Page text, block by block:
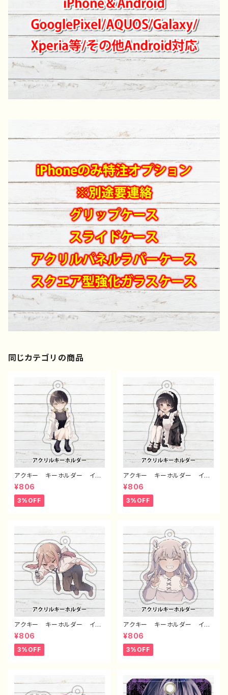
同じカテゴリの商品
アクキー キーホルダー イラ
スト 可愛い女の子 かわい
い おしゃれ服 ミニキャラ シ
ョートカット ボブヘア 生足
個性的 おすすめ 人気 イラ
ー タイトル：つるせpattern6
7 作：つるせ E-4
¥806
3%OFF
アクキー キーホルダー イラ
スト 可愛い女の子 かわい
い おしゃれ服 ミニキャラ
黒髪 ロングヘア 白タイツ
個性的 おすすめ 人気 イラ
グッズ アクリルキーホルダ
ー タイトル：つるせpattern6
8 作：つるせ E-4
¥806
3%OFF
アクキー キーホルダー イラ
スト 可愛い女の子 かわい
い おしゃれ服 ロリっ娘 個
性的 おすすめ ミニキャラ
人気 イラストレーター クリ
ern63 作：つるせ E-4
¥806
3%OFF
アクキー キーホルダー イラ
スト 可愛い女の子 かわい
い おしゃれ服 エモい ロン
グヘア 個性的 おすすめ 人
気 イラストレーター クリエイ
ダー タイトル：つるせpattern
65 作：つるせ E-4
¥806
3%OFF